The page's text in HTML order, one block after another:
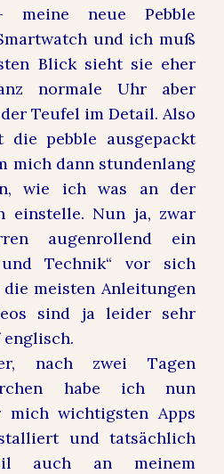
meine neue Pebble
und ich muß
Blick sieht sie eher
normale Uhr aber
Teufel im Detail. Also
die pebble ausgepackt
mich dann stundenlang
wie ich was an der
einstelle. Nun ja, zwar
augenrollend ein
Technik“ vor sich
meisten Anleitungen
sind ja leider sehr
nach zwei Tagen
habe ich nun
wichtigsten Apps
und tatsächlich
auch an meinem